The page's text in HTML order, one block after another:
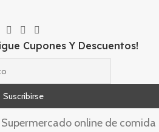
Cupones Y Descuentos!
online de comida